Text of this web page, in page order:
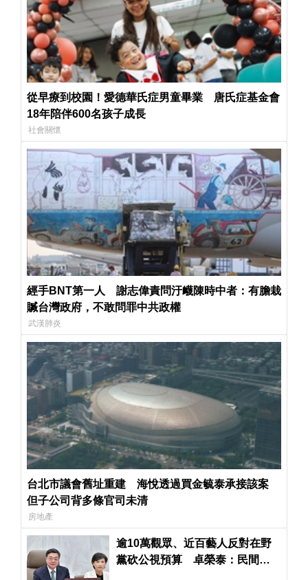
從早療到校園！愛德華氏症男童畢業 唐氏症基金會
18年陪伴600名孩子成長
社會關懷
經手BNT第一人 謝志偉責問汙衊陳時中者：有膽栽
贓台灣政府，不敢問罪中共政權
武漢肺炎
台北市議會舊址重建 海悅透過買金毓泰承接該案
但子公司背多條官司未清
房地產
逾10萬觀眾、近百藝人反對在野
黨砍公視預算 卓榮泰：民間希